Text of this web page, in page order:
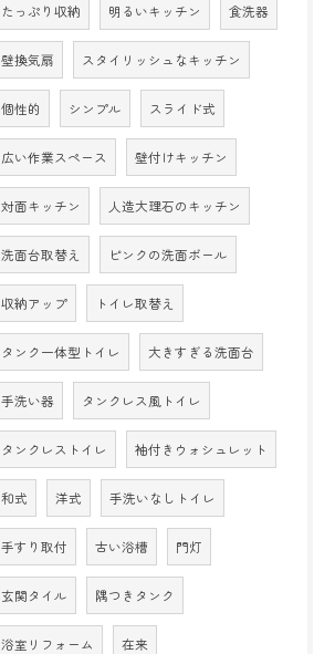
たっぷり収納 明るいキッチン 食洗器
壁換気扇 スタイリッシュなキッチン
個性的 シンプル スライド式
広い作業スペース 壁付けキッチン
対面キッチン 人造大理石のキッチン
洗面台取替え ピンクの洗面ボール
収納アップ トイレ取替え
タンク一体型トイレ 大きすぎる洗面台
手洗い器 タンクレス風トイレ
タンクレストイレ 袖付きウォシュレット
和式 洋式 手洗いなしトイレ
手すり取付 古い浴槽 門灯
玄関タイル 隅つきタンク
浴室リフォーム 在来